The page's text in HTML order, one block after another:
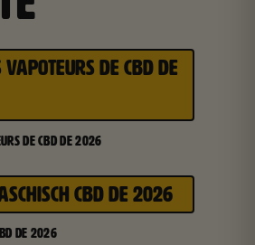
DE CBD DE
DE CBD DE 2026
CBD DE 2026
DE 2026